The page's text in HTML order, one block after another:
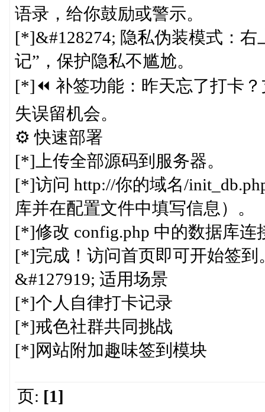
语录，给你鼓励或警示。
[*]&#128274; 隐私伪装模式：
记”，保护隐私不尴尬。
[*]⏪ 补签功能：昨天忘了打卡
失误留机会。
⚙️ 快速部署
[*]上传全部源码到服务器。
[*]访问 http://你的域名/
库并在配置文件中填写信息）。
[*]修改 config.php 中的数据库连
[*]完成！访问首页即可开始签到
&#127919; 适用场景
[*]个人自律打卡记录
[*]戒色社群共同挑战
[*]网站附加趣味签到模块
页: [1]